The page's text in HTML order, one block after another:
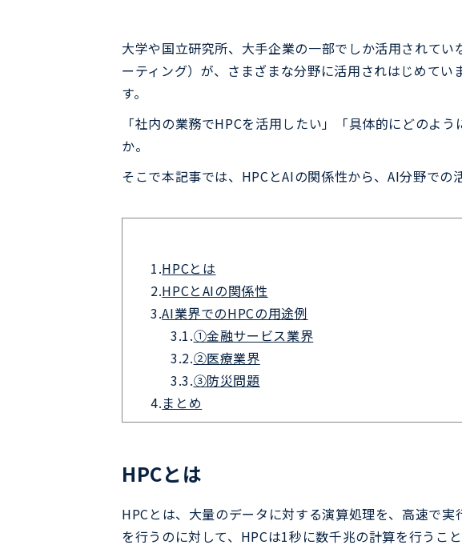
大学や国立研究所、大手企業の一部でしか活用されて
ーティング）が、さまざまな分野に活用されはじめて
す。
「社内の業務でHPCを活用したい」「具体的にどのよ
か。
そこで本記事では、HPCとAIの関係性から、AI分野での
1.HPCとは
2.HPCとAIの関係性
3.AI業界でのHPCの用途例
3.1.①金融サービス業界
3.2.②医療業界
3.3.③防災問題
4.まとめ
HPCとは
HPCとは、大量のデータに対する演算処理を、高速で
を行うのに対して、HPCは1秒に数千兆の計算を行うこと